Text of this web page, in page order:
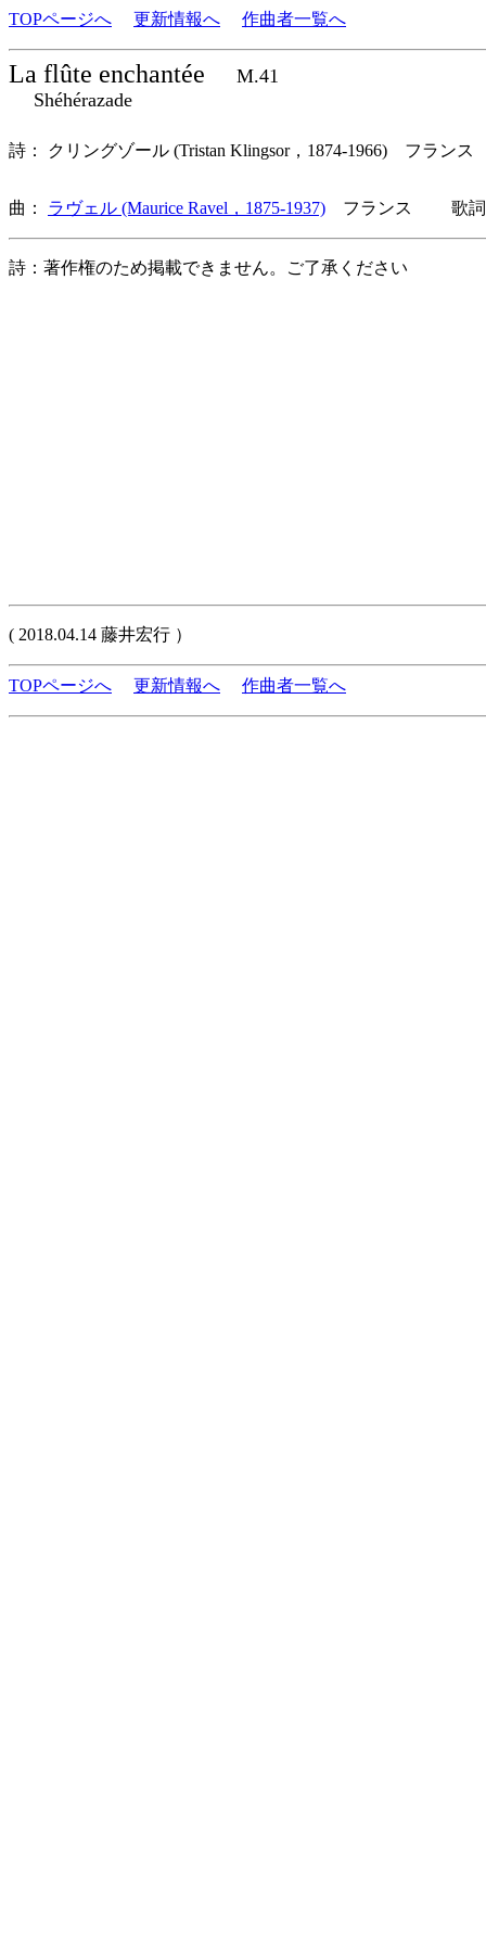
TOPページへ 更新情報へ 作曲者一覧へ
La flûte enchantée
M.41
Shéhérazade
詩： クリングゾール (Tristan Klingsor，1874-1966) フランス
曲： ラヴェル (Maurice Ravel，1875-1937) フランス 歌詞
詩：著作権のため掲載できません。ご了承ください
( 2018.04.14 藤井宏行 ）
TOPページへ 更新情報へ 作曲者一覧へ